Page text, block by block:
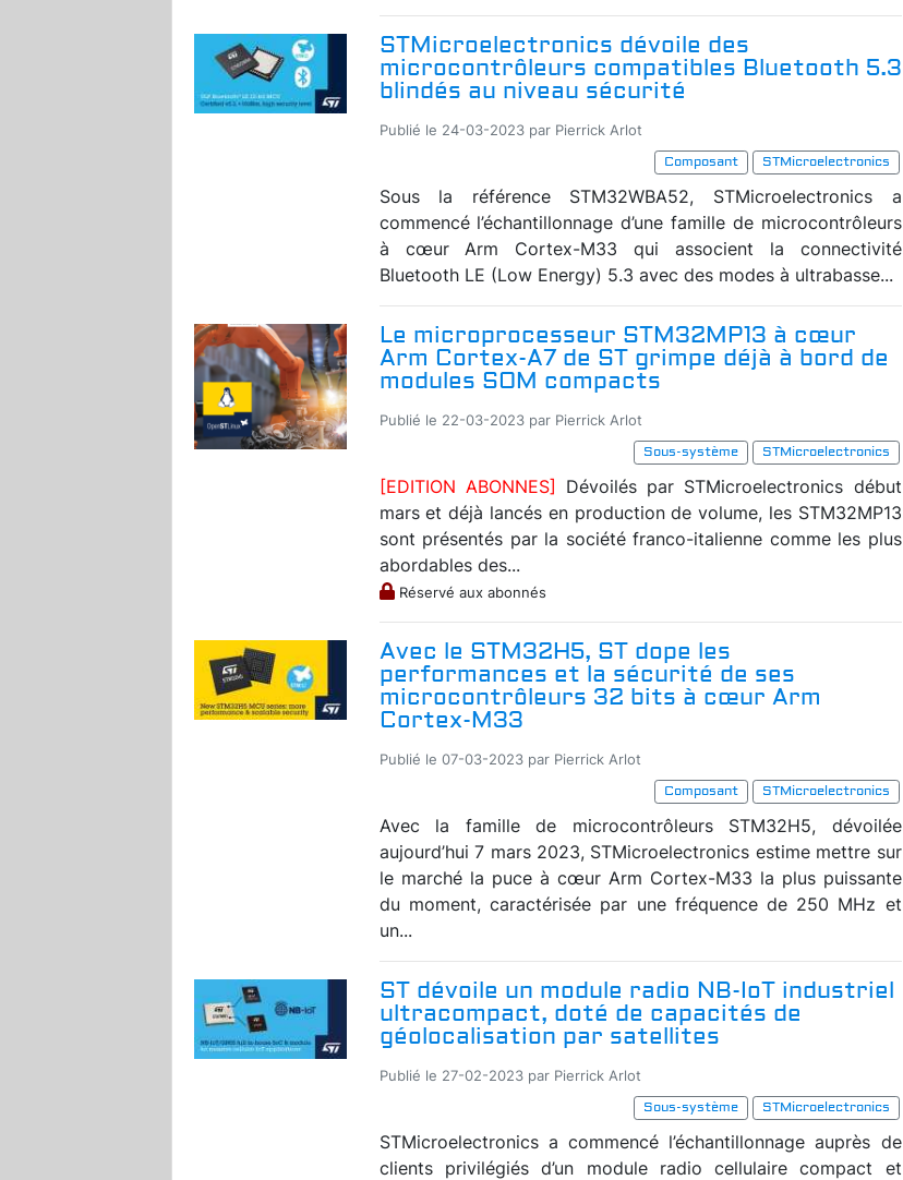
STMicroelectronics dévoile des
microcontrôleurs compatibles Bluetooth 5.3
blindés au niveau sécurité
Publié le 24-03-2023 par Pierrick Arlot
Composant
STMicroelectronics
Sous la référence STM32WBA52, STMicroelectronics a
commencé l’échantillonnage d’une famille de microcontrôleurs
à cœur Arm Cortex-M33 qui associent la connectivité
Bluetooth LE (Low Energy) 5.3 avec des modes à ultrabasse...
Le microprocesseur STM32MP13 à cœur
Arm Cortex-A7 de ST grimpe déjà à bord de
modules SOM compacts
Publié le 22-03-2023 par Pierrick Arlot
Sous-système
STMicroelectronics
[EDITION ABONNES] Dévoilés par STMicroelectronics début
mars et déjà lancés en production de volume, les STM32MP13
sont présentés par la société franco-italienne comme les plus
abordables des...
Réservé aux abonnés
Avec le STM32H5, ST dope les
performances et la sécurité de ses
microcontrôleurs 32 bits à cœur Arm
Cortex-M33
Publié le 07-03-2023 par Pierrick Arlot
Composant
STMicroelectronics
Avec la famille de microcontrôleurs STM32H5, dévoilée
aujourd’hui 7 mars 2023, STMicroelectronics estime mettre sur
le marché la puce à cœur Arm Cortex-M33 la plus puissante
du moment, caractérisée par une fréquence de 250 MHz et
un...
ST dévoile un module radio NB-IoT industriel
ultracompact, doté de capacités de
géolocalisation par satellites
Publié le 27-02-2023 par Pierrick Arlot
Sous-système
STMicroelectronics
STMicroelectronics a commencé l’échantillonnage auprès de
clients privilégiés d’un module radio cellulaire compact et